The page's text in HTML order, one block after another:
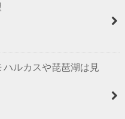
ハルカスや琵琶湖は見